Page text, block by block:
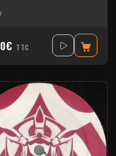
TTC